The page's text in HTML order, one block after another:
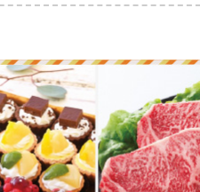
IPA
をイメージしたヘイジーIPA。ア
ティーでとってもジューシー。な
LAGER OKAYAMA
誇る美味しいぶどうを使用した